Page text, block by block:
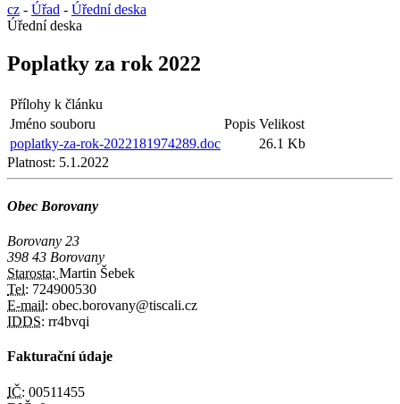
cz - Úřad - Úřední deska
Úřední deska
Poplatky za rok 2022
Přílohy k článku
Jméno souboru
Popis Velikost
poplatky-za-rok-2022181974289.doc
26.1 Kb
Platnost: 5.1.2022
Obec Borovany
Borovany 23
398 43 Borovany
Starosta: Martin Šebek
Tel: 724900530
E-mail: obec.borovany@tiscali.cz
IDDS: rr4bvqi
Fakturační údaje
IČ: 00511455